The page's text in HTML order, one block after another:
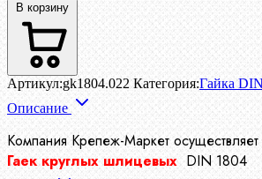
В корзину
Артикул:gk1804.022 Категория:Гайка
Описание
Компания Крепеж-Маркет осуществляет
Гаек круглых шлицевых DIN 1804